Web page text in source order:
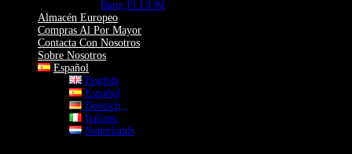
Bang FLUUM
Almacén Europeo
Compras Al Por Mayor
Contacta Con Nosotros
Sobre Nosotros
Español
English
Español
Deutsch
Italiano
Nederlands